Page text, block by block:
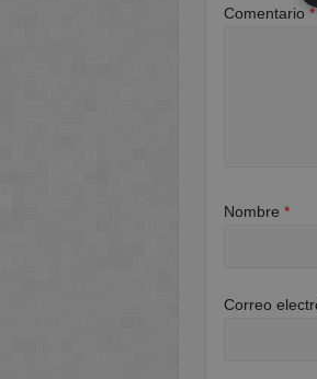
Comentario*
Nombre*
Correo